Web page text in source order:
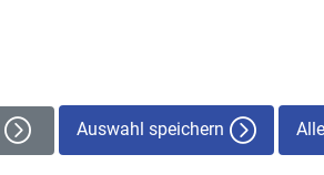
Auswahl speichern